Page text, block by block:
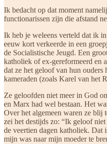
Ik bedacht op dat moment
functionarissen zijn die afstand
Ik heb je weleens verteld dat ik
eeuw kort verkeerde in een
de Socialistische Jeugd. Een
katholiek of ex-gereformeerd en
dat ze het geloof van hun
kameraden (zoals Karel van het
Ze geloofden niet meer in God
en Marx had wel bestaan. Het
Over het algemeen waren ze
zei het destijds zo: “Ik geloof
de veertien dagen katholiek. Dat
mijn was naar mijn moeder te